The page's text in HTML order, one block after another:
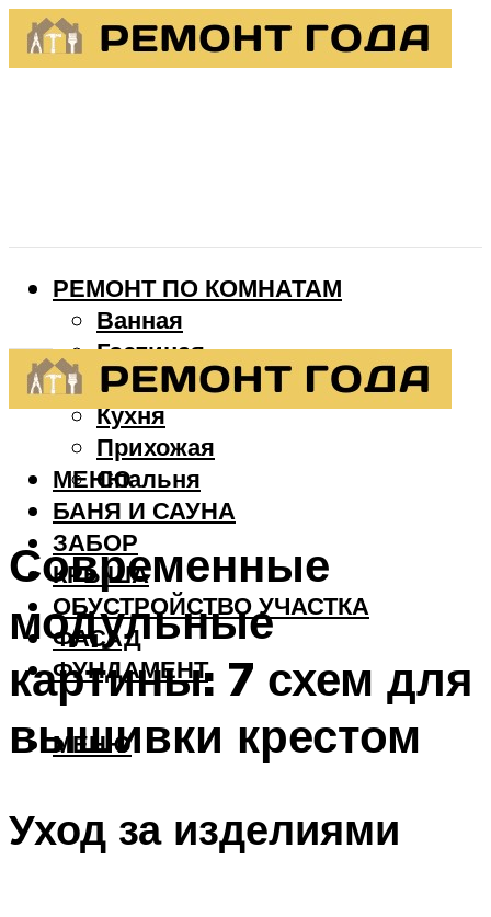
РЕМОНТ ПО КОМНАТАМ
Ванная
Гостиная
Детская
Кухня
Прихожая
Спальня
БАНЯ И САУНА
ЗАБОР
КРЫША
ОБУСТРОЙСТВО УЧАСТКА
ФАСАД
ФУНДАМЕНТ
МЕНЮ
МЕНЮ
Современные
модульные
картины: 7 схем для
вышивки крестом
Уход за изделиями